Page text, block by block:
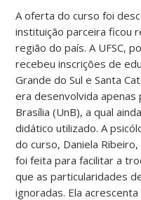
A oferta do curso foi
instituição parceira ficou
região do país. A UFSC,
recebeu inscrições de
Grande do Sul e Santa
era desenvolvida apenas
Brasília (UnB), a qual
didático utilizado. A
do curso, Daniela
foi feita para facilitar a
que as particularidades
ignoradas. Ela